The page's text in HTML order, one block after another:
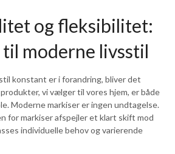
og fleksibilitet:
moderne livsstil
konstant er i forandring, bliver det
vi vælger til vores hjem, er både
Moderne markiser er ingen undtagelse.
for markiser afspejler et klart skift mod
individuelle behov og varierende